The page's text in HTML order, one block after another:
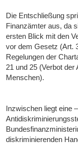
Die Entschließung
Finanzämter aus, da
ersten Blick mit den
vor dem Gesetz (Art.
Regelungen der
21 und 25 (Verbot
Menschen).
Inzwischen liegt eine
diskriminierenden